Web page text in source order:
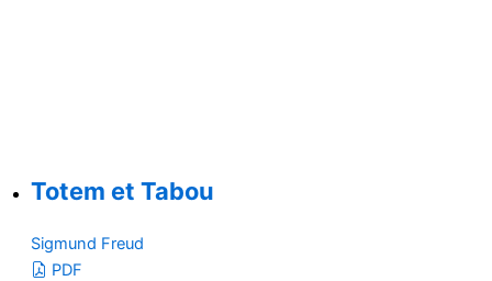
Totem et Tabou
Sigmund Freud
PDF